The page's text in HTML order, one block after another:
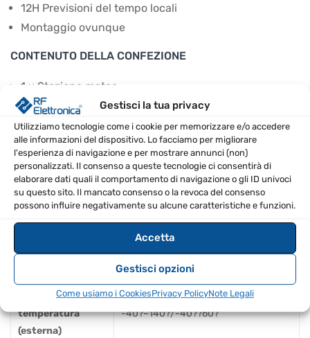
Gestisci la tua privacy
Utilizziamo tecnologie come i cookie per memorizzare e/o accedere
alle informazioni del dispositivo. Lo facciamo per migliorare
l'esperienza di navigazione e per mostrare annunci (non)
personalizzati. Il consenso a queste tecnologie ci consentirà di
elaborare dati quali il comportamento di navigazione o gli ID univoci
su questo sito. Il mancato consenso o la revoca del consenso
possono influire negativamente su alcune caratteristiche e funzioni.
Accetta
Gestisci opzioni
Come usiamo i CookiesPrivacy PolicyNote Legali
12H Previsioni del tempo locali
Montaggio ovunque
CONTENUTO DELLA CONFEZIONE
1 x Stazione meteo
3 x sensore remoto
1 x Manuale Utente
1 x adattatore DC
*Le batterie alcaline non sono incluse
SPECIFICHE TECNICHE
Gamma di
temperatura
(esterna)
-40?~140?/-40??60?